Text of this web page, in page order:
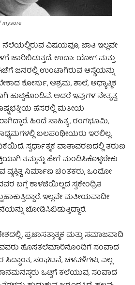
mysore
ವಿಷಯವೂ, ಜಾತಿ ಇಲ್ಲವೇ
ಜಾರಿಬಿಡುತ್ತದೆ. ಉದಾ: ಯೋಗ ಮತ್ತು
ಜನರಲ್ಲಿ ಉಂಟಾಗಿರುವ ಆಸ್ಥೆಯನ್ನು
ಕೋರ್ಸು, ಆಶ್ರಮ, ಶಾಲೆ, ಆಧ್ಯಾತ್ಮಿಕ
ಹುಟ್ಟಿಕೊಂಡಿವೆ. ಆದರೆ ಇವುಗಳ ನೇತೃತ್ವ
ಹೆಸರಲ್ಲಿ ಮತೀಯ
ಹಿಂದೆ ಸಾಹಿತ್ಯ, ರಂಗಭೂಮಿ,
ಬಲಪಂಥೀಯರು ಇರಲಿಲ್ಲ.
ಸ್ಪರ್ಧಾತ್ಮಕ ವಾತಾವರಣದಲ್ಲಿ ತರುಣ
ತಮ್ಮನ್ನು ಹೇಗೆ ಮಂಡಿಸಿಕೊಳ್ಳಬೇಕು
ವ್ಯಕ್ತಿತ್ವ ನಿರ್ಮಾಣ ಚಿಂತಕರು, ಒಂದೋ
ಬಗ್ಗೆ ಕಾಳಜಿಯಿಲ್ಲದ ಸ್ವಕೇಂದ್ರಿತ
ಇಲ್ಲವೇ ಮತೀಯವಾದೀ
ಜೋಡಿಸಿಬಿಡುತ್ತಿದ್ದಾರೆ.
ಪ್ರಜಾಸತ್ತಾತ್ಮಕ ಮತ್ತು ಸಮಾಜವಾದಿ
ಹೊಸತಲೆಮಾರಿನೊಂದಿಗೆ ಸಂವಾದ
ಸಂಘಟನೆ, ಚಳವಳಿಗಳು, ಎಲ್ಲ
ಒಟ್ಟಿಗೆ ಕಲೆಯುವ, ಸಂವಾದ